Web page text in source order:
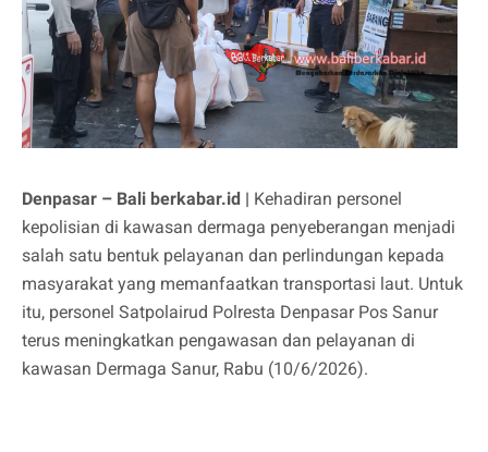
Denpasar – Bali berkabar.id | Kehadiran personel
kepolisian di kawasan dermaga penyeberangan menjadi
salah satu bentuk pelayanan dan perlindungan kepada
masyarakat yang memanfaatkan transportasi laut. Untuk
itu, personel Satpolairud Polresta Denpasar Pos Sanur
terus meningkatkan pengawasan dan pelayanan di
kawasan Dermaga Sanur, Rabu (10/6/2026).